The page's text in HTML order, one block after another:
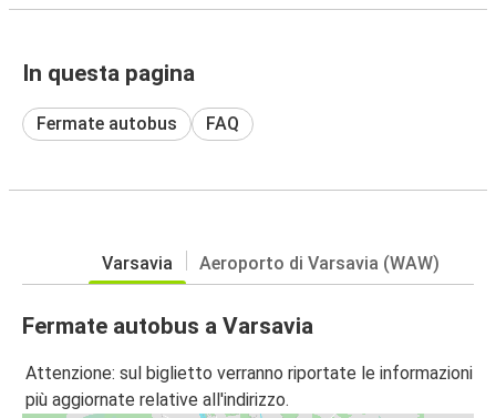
In questa pagina
Fermate autobus FAQ
Varsavia Aeroporto di Varsavia (WAW)
Fermate autobus a Varsavia
Attenzione: sul biglietto verranno riportate le informazioni
più aggiornate relative all'indirizzo.